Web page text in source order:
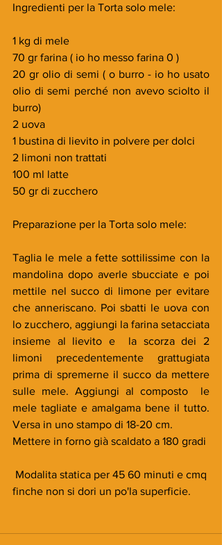
Ingredienti per la Torta solo mele:
1 kg di mele
70 gr farina ( io ho messo farina 0 )
20 gr olio di semi ( o burro - io ho usato
olio di semi perché non avevo sciolto il
burro)
2 uova
1 bustina di lievito in polvere per dolci
2 limoni non trattati
100 ml latte
50 gr di zucchero
Preparazione per la Torta solo mele:
Taglia le mele a fette sottilissime con la
mandolina dopo averle sbucciate e poi
mettile nel succo di limone per evitare
che anneriscano. Poi sbatti le uova con
lo zucchero, aggiungi la farina setacciata
insieme al lievito e  la scorza dei 2
limoni precedentemente grattugiata
prima di spremerne il succo da mettere
sulle mele. Aggiungi al composto  le
mele tagliate e amalgama bene il tutto.
Versa in uno stampo di 18-20 cm.
Mettere in forno già scaldato a 180 gradi
finche non si dori un po'la superficie.